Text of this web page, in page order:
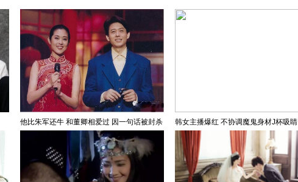
他比朱军还牛 和董卿相爱过 因一句话被封杀 韩女主播爆红 不协调魔鬼身材J杯吸睛